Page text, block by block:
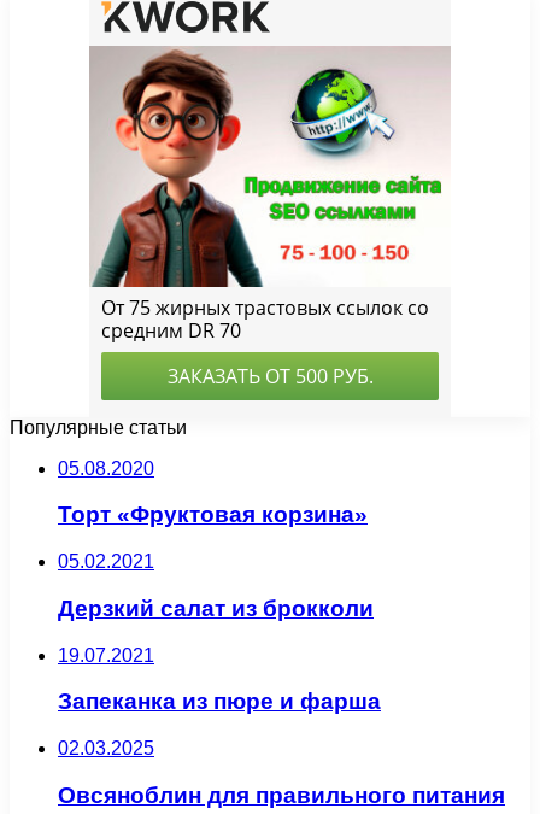
Популярные статьи
05.08.2020
Торт «Фруктовая корзина»
05.02.2021
Дерзкий салат из брокколи
19.07.2021
Запеканка из пюре и фарша
02.03.2025
Овсяноблин для правильного питания